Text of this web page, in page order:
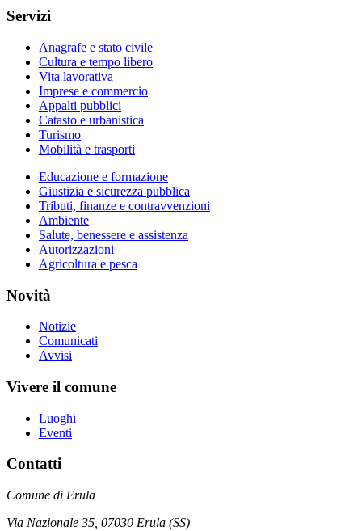
Servizi
Anagrafe e stato civile
Cultura e tempo libero
Vita lavorativa
Imprese e commercio
Appalti pubblici
Catasto e urbanistica
Turismo
Mobilità e trasporti
Educazione e formazione
Giustizia e sicurezza pubblica
Tributi, finanze e contravvenzioni
Ambiente
Salute, benessere e assistenza
Autorizzazioni
Agricoltura e pesca
Novità
Notizie
Comunicati
Avvisi
Vivere il comune
Luoghi
Eventi
Contatti
Comune di Erula
Via Nazionale 35, 07030 Erula (SS)